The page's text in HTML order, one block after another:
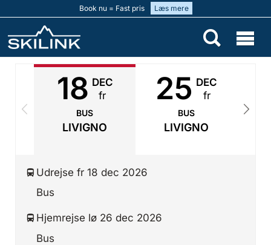
Book nu = Fast pris Læs mere
18 DEC
fr
BUS
LIVIGNO
25 DEC
fr
BUS
LIVIGNO
Udrejse fr 18 dec 2026
Bus
Hjemrejse lø 26 dec 2026
Bus